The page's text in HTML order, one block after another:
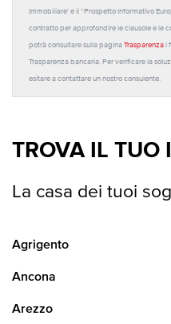
Immobiliare' e il “Prospetto Informativo
contratto per approfondire le clausole e le
potrà consultare sulla pagina Trasparenza i
Trasparenza bancaria. Per verificare la
esitare a contattare un nostro consulente.
TROVA IL TUO
La casa dei tuoi
Agrigento
Ancona
Arezzo